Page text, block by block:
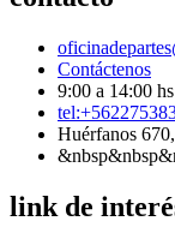
Contáctenos
9:00 a 14:00 hs
Huérfanos
link de